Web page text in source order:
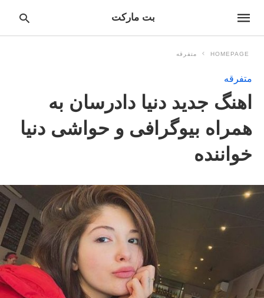
بت مارکت
HOMEPAGE متفرقه
متفرقه
اهنگ جدید دنیا دادرسان به
همراه بیوگرافی و حواشی دنیا
خواننده